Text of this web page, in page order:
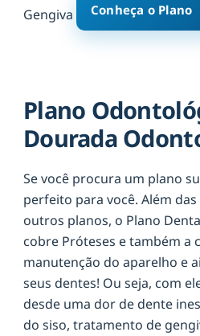
Gengiva Conheça o Plano
Plano
Dourada
Se você procura um plano
perfeito para você. Além
outros planos, o Plano
cobre Próteses e também a
manutenção do aparelho e
seus dentes! Ou seja, com
desde uma dor de dente
do siso, tratamento de